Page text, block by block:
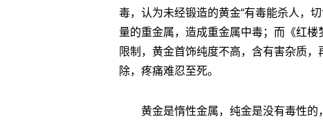
毒，认为未经锻造的黄金“有毒能杀人，
量的重金属，造成重金属中毒；而《红楼
限制，黄金首饰纯度不高，含有害杂质
除，疼痛难忍至死。
黄金是惰性金属，纯金是没有毒性